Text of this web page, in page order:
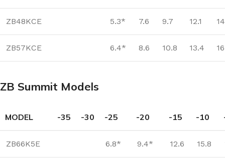
ZB48KCE 5.3* 7.6 9.7 12.1
ZB57KCE 6.4* 8.6 10.8 13.4
ZB Summit Models
MODEL -35 -30 -25 -20 -15 -10
ZB66K5E 6.8* 9.4* 12.6 15.8